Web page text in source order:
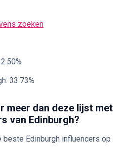
zoeken
33.73%
meer dan deze lijst met
van Edinburgh?
Edinburgh influencers op